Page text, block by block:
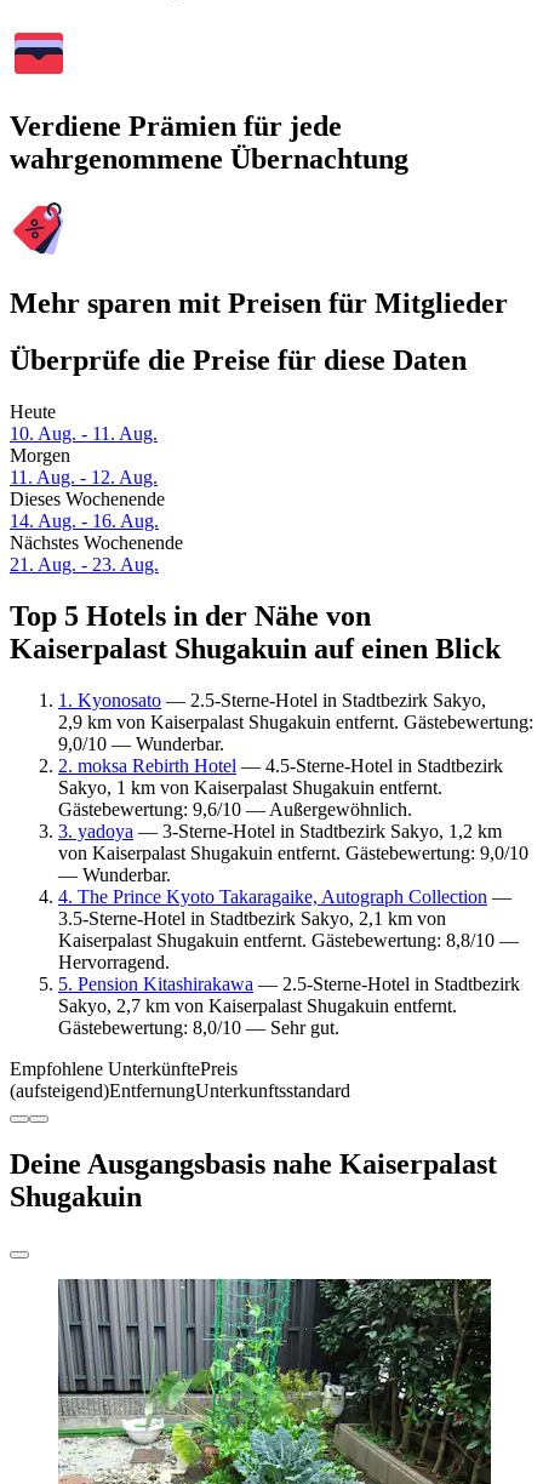
Verdiene Prämien für jede
wahrgenommene Übernachtung
Mehr sparen mit Preisen für Mitglieder
Überprüfe die Preise für diese Daten
Heute
10. Aug. - 11. Aug.
Morgen
11. Aug. - 12. Aug.
Dieses Wochenende
14. Aug. - 16. Aug.
Nächstes Wochenende
21. Aug. - 23. Aug.
Top 5 Hotels in der Nähe von
Kaiserpalast Shugakuin auf einen Blick
1. Kyonosato — 2.5-Sterne-Hotel in Stadtbezirk Sakyo,
2,9 km von Kaiserpalast Shugakuin entfernt. Gästebewertung:
9,0/10 — Wunderbar.
2. moksa Rebirth Hotel — 4.5-Sterne-Hotel in Stadtbezirk
Sakyo, 1 km von Kaiserpalast Shugakuin entfernt.
Gästebewertung: 9,6/10 — Außergewöhnlich.
3. yadoya — 3-Sterne-Hotel in Stadtbezirk Sakyo, 1,2 km
von Kaiserpalast Shugakuin entfernt. Gästebewertung: 9,0/10
— Wunderbar.
4. The Prince Kyoto Takaragaike, Autograph Collection —
3.5-Sterne-Hotel in Stadtbezirk Sakyo, 2,1 km von
Kaiserpalast Shugakuin entfernt. Gästebewertung: 8,8/10 —
Hervorragend.
5. Pension Kitashirakawa — 2.5-Sterne-Hotel in Stadtbezirk
Sakyo, 2,7 km von Kaiserpalast Shugakuin entfernt.
Gästebewertung: 8,0/10 — Sehr gut.
Empfohlene UnterkünftePreis
(aufsteigend)EntfernungUnterkunftsstandard
Deine Ausgangsbasis nahe Kaiserpalast
Shugakuin